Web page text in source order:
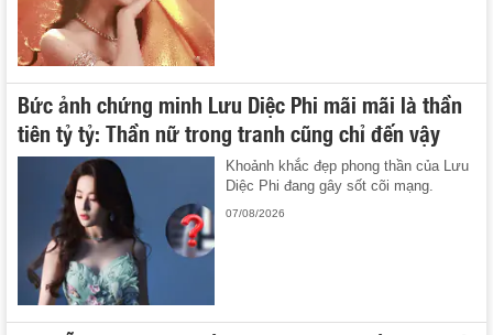
Bức ảnh chứng minh Lưu Diệc Phi mãi mãi là thần
tiên tỷ tỷ: Thần nữ trong tranh cũng chỉ đến vậy
Khoảnh khắc đẹp phong thần của Lưu
Diệc Phi đang gây sốt cõi mạng.
07/08/2026